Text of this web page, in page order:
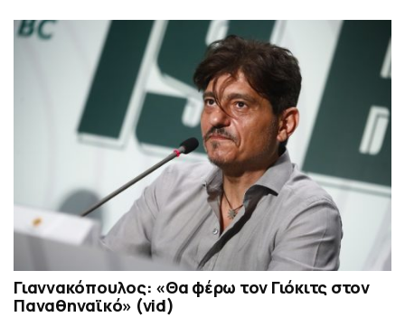
Γιαννακόπουλος: «Θα φέρω τον Γιόκιτς στον
Παναθηναϊκό» (vid)